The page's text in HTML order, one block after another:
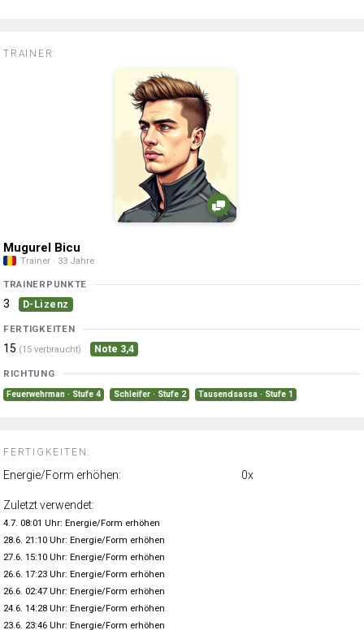
TRAINER:
Mugurel Bicu
Trainer · 33 Jahre
TRAINERPUNKTE
3 D-Lizenz
FERTIGKEITEN
15 (15 verbraucht) Note 3,4
RICHTUNG
Feuerwehrman · Stufe 4 Schleifer · Stufe 2 Tausendsassa · Stufe 1
FERTIGKEITEN:
Energie/Form erhöhen: 0x
Zuletzt verwendet:
4.7. 08:01 Uhr: Energie/Form erhöhen
28.6. 21:10 Uhr: Energie/Form erhöhen
27.6. 15:10 Uhr: Energie/Form erhöhen
26.6. 17:23 Uhr: Energie/Form erhöhen
26.6. 02:47 Uhr: Energie/Form erhöhen
24.6. 14:28 Uhr: Energie/Form erhöhen
23.6. 23:46 Uhr: Energie/Form erhöhen